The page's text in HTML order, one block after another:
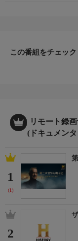
この番組をチェッ
リモート録
(ドキュメン
1
(1)
2